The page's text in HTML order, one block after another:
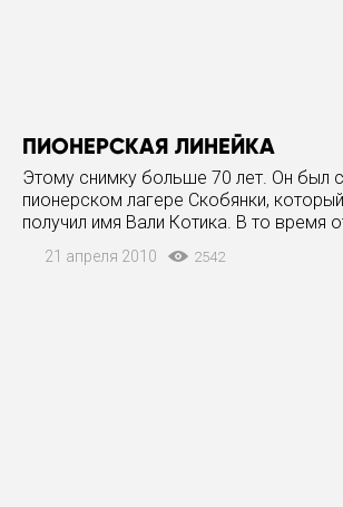
ПИОНЕРСКАЯ ЛИНЕЙКА
Этому снимку больше 70 лет. Он был
пионерском лагере Скобянки,
получил имя Вали Котика. В то время
но хлеб уже продавали без карточек и
21 апреля 2010 2542